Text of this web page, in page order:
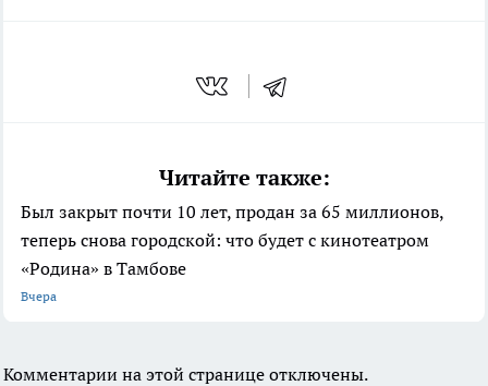
Читайте также:
Был закрыт почти 10 лет, продан за 65 миллионов,
теперь снова городской: что будет с кинотеатром
«Родина» в Тамбове
Вчера
Комментарии на этой странице отключены.